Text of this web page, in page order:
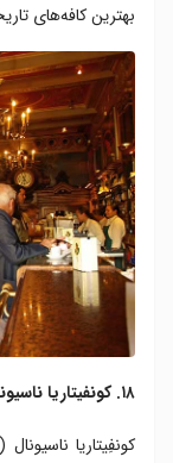
بهترین کافه‌های
۱۸. کونفیتاریا ناسیونال